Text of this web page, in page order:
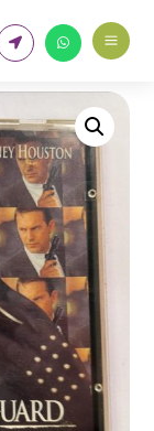
  a